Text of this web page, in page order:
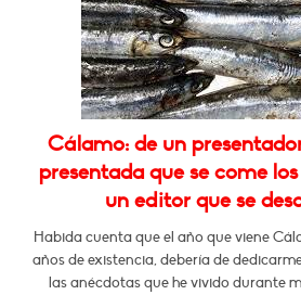
Cálamo: de un
presentada que se come
un editor que se
Habida cuenta que el año que viene
años de existencia, debería de
las anécdotas que he vivido durante